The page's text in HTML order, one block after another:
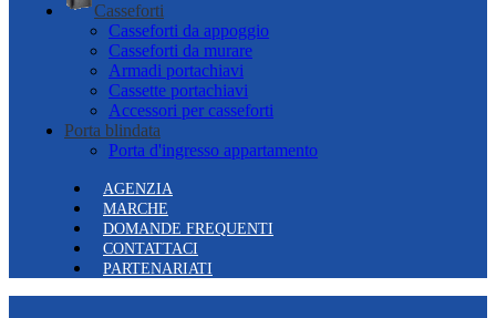
Casseforti
Casseforti da appoggio
Casseforti da murare
Armadi portachiavi
Cassette portachiavi
Accessori per casseforti
Porta blindata
Porta d'ingresso appartamento
AGENZIA
MARCHE
DOMANDE FREQUENTI
CONTATTACI
PARTENARIATI